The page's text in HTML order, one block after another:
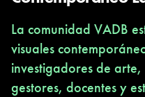
La comunidad VADB
visuales
investigadores de
gestores, docentes y